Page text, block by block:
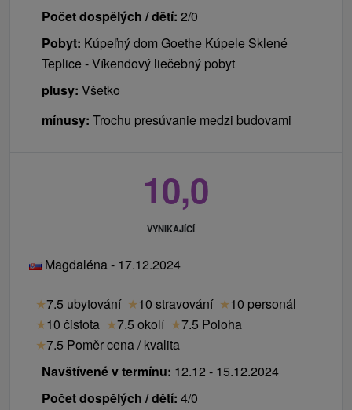
Počet dospělých / dětí: 2/0
Pobyt: Kúpeľný dom Goethe Kúpele Sklené
Teplice - Víkendový liečebný pobyt
plusy: Všetko
mínusy: Trochu presúvanie medzi budovami
10,0
VYNIKAJÍCÍ
Magdaléna - 17.12.2024
★7.5 ubytování ★10 stravování ★10 personál
★10 čistota ★7.5 okolí ★7.5 Poloha
★7.5 Poměr cena / kvalita
Navštívené v termínu: 12.12 - 15.12.2024
Počet dospělých / dětí: 4/0